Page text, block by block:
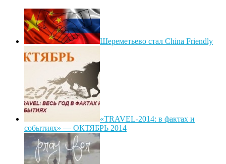
Шереметьево стал China Friendly
«TRAVEL-2014: в фактах и
событиях» — ОКТЯБРЬ 2014